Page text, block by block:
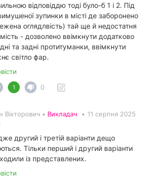
відповіддю тоді було-б 1 і 2. Під
зупинки в місті де заборонено
оглядлвість) тай ще й недостатня
- дозволено ввімкнути додатково
та задні протитуманки, ввімкнути
світло фар.
1 0
Вікторович • Викладач • 11 серпня 2025
другий і третій варіанти дещо
Тільки перший і другий варіанти
із представлених.